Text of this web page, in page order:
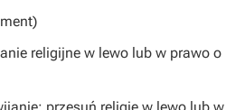
religijne w lewo lub w prawo o